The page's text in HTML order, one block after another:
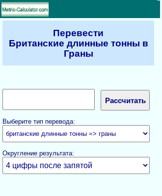
Перевести
Британские длинные тонны в
Граны
Выберите тип перевода:
Округление результата: